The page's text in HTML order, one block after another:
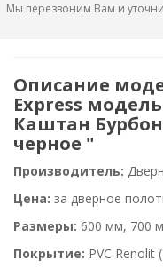
Мы перезвоним Вам и
Описание
Express модель
Каштан
черное "
Производитель:
Цена: за дверное
Размеры: 600 мм, 700
Покрытие: PVC Renolit